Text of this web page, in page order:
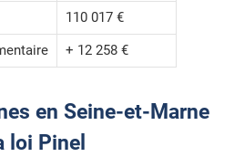
110 017 €
+ 12 258 €
en Seine-et-Marne
loi Pinel